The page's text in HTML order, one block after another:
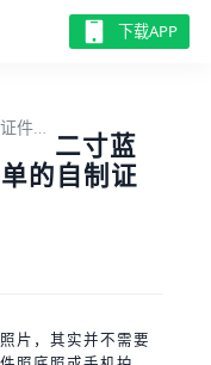
下载APP
二寸蓝底照片怎么制作？三招简单的自制证件照方法分享
二寸蓝
的自制证
片，其实并不需要